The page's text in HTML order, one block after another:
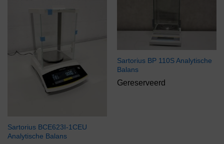
Sartorius BCE623I-1CEU
Analytische Balans
Sartorius BP 110S Analytische
Balans
Gereserveerd